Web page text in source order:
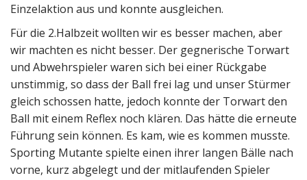
Einzelaktion aus und konnte ausgleichen.
Für die 2.Halbzeit wollten wir es besser machen, aber
wir machten es nicht besser. Der gegnerische Torwart
und Abwehrspieler waren sich bei einer Rückgabe
unstimmig, so dass der Ball frei lag und unser Stürmer
gleich schossen hatte, jedoch konnte der Torwart den
Ball mit einem Reflex noch klären. Das hätte die erneute
Führung sein können. Es kam, wie es kommen musste.
Sporting Mutante spielte einen ihrer langen Bälle nach
vorne, kurz abgelegt und der mitlaufenden Spieler